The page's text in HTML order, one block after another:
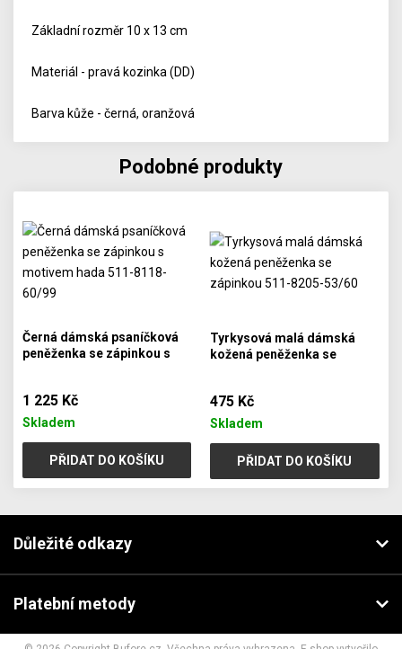
Základní rozměr 10 x 13 cm
Materiál - pravá kozinka (DD)
Barva kůže - černá, oranžová
Podobné produkty
Černá dámská psaníčková
peněženka se zápinkou s
1 225 Kč
Skladem
PŘIDAT DO KOŠÍKU
Tyrkysová malá dámská
kožená peněženka se
475 Kč
Skladem
PŘIDAT DO KOŠÍKU
Důležité odkazy
Platební metody